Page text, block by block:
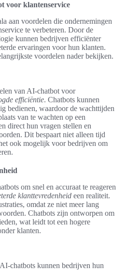
voor klantenservice
aan voordelen die ondernemingen
te verbeteren. Door de
kunnen bedrijven efficiënter
ervaringen voor hun klanten.
voordelen nader bekijken.
van AI-chatbot voor
efficiëntie. Chatbots kunnen
bedienen, waardoor de wachttijden
van te wachten op een
direct hun vragen stellen en
Dit bespaart niet alleen tijd
ook mogelijk voor bedrijven om
om snel en accuraat te reageren
klanttevredenheid een realiteit.
omdat ze niet meer lang
Chatbots zijn ontworpen om
wat leidt tot een hogere
klanten.
chatbots kunnen bedrijven hun